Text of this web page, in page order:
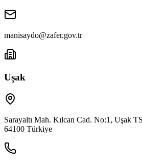
manisaydo@zafer.gov.tr
Uşak
Sarayaltı Mah. Kılcan Cad. No:1, Uşak
64100 Türkiye